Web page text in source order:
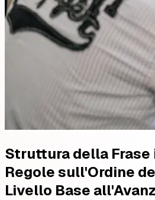
Struttura della Frase
Regole sull'Ordine
Livello Base